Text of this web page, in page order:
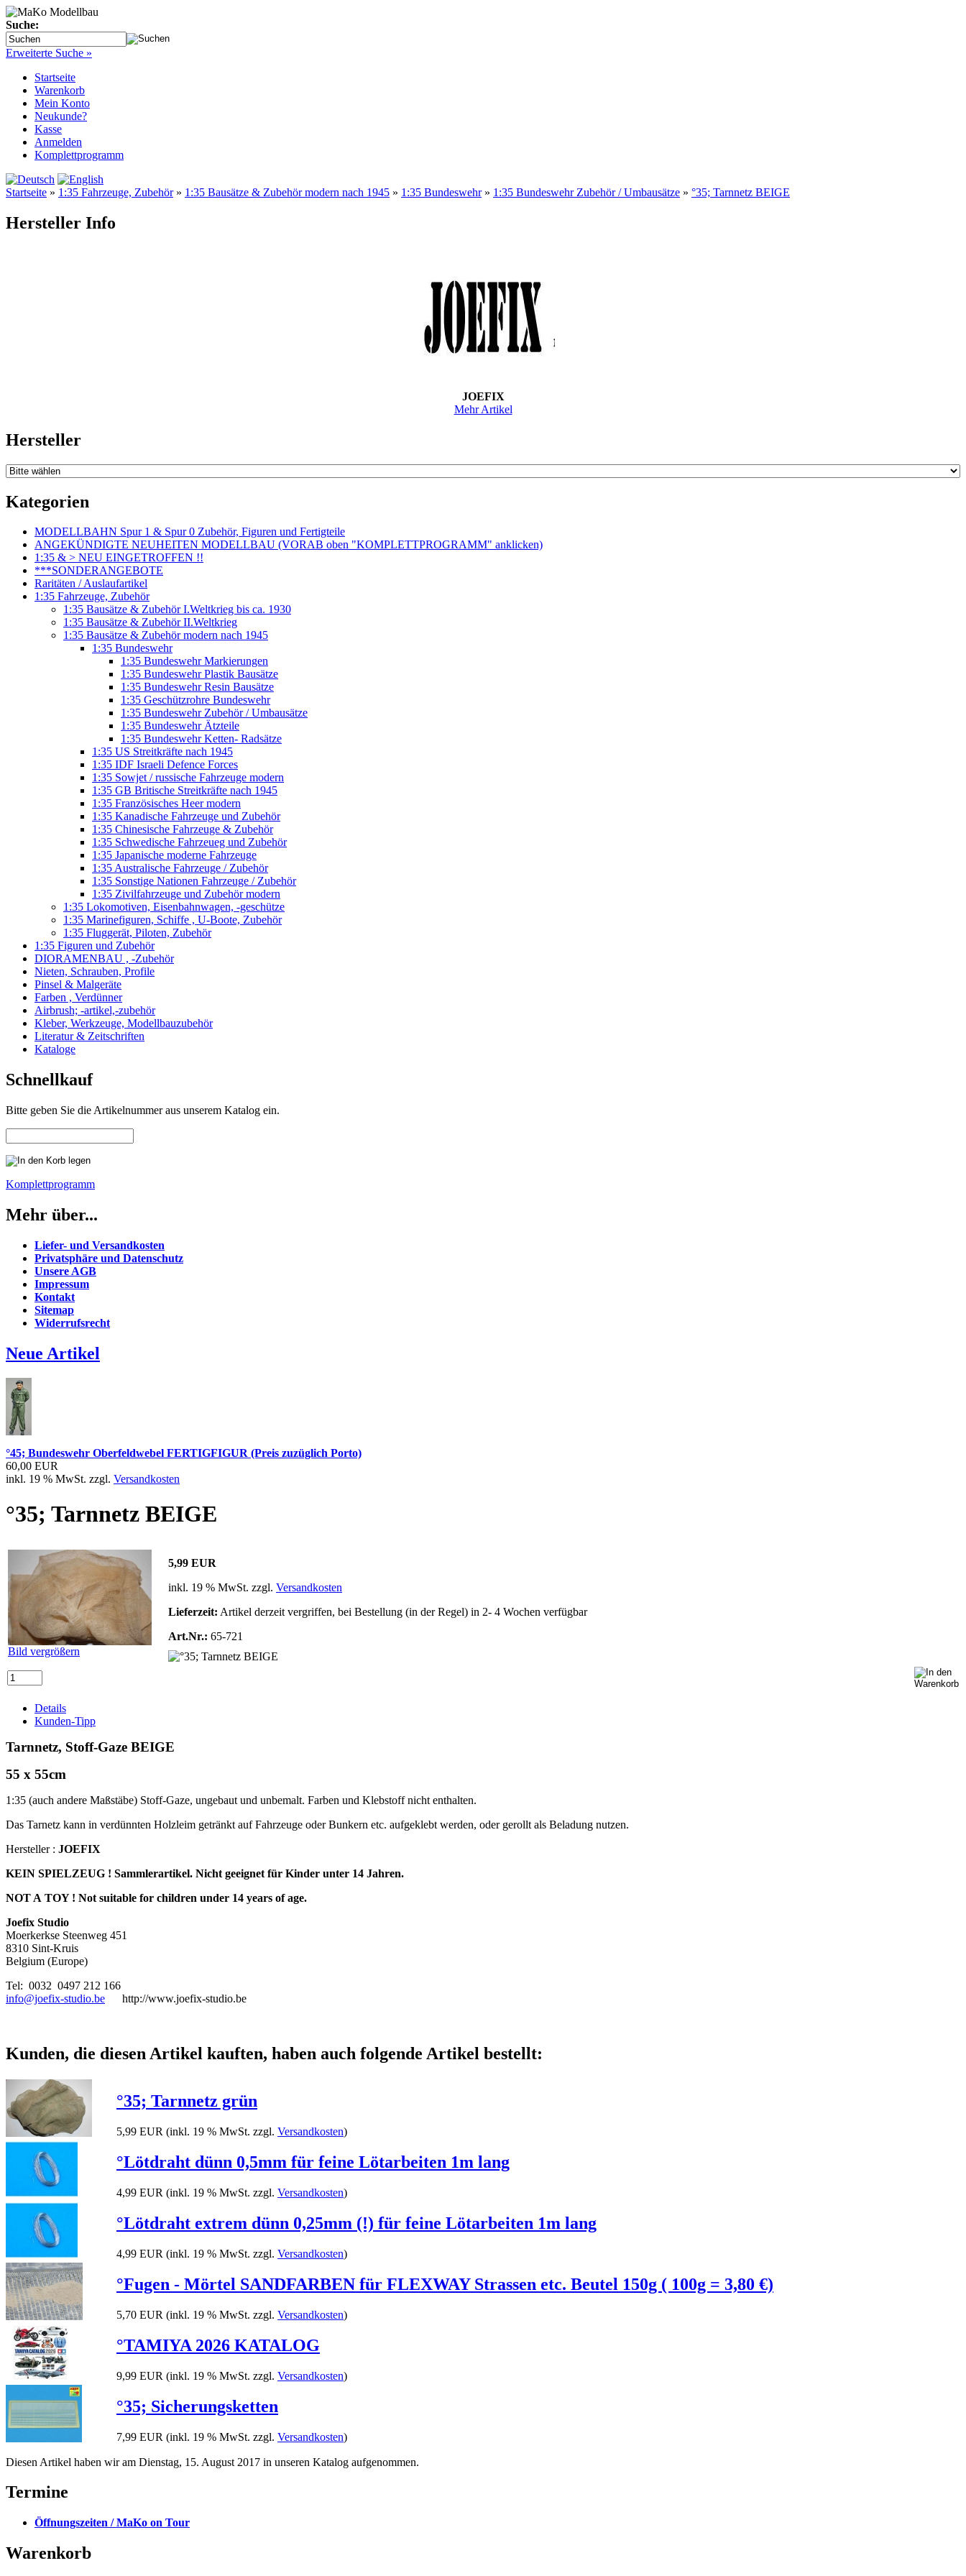
Suche:
Erweiterte Suche »
Startseite
Warenkorb
Mein Konto
Neukunde?
Kasse
Anmelden
Komplettprogramm
Startseite » 1:35 Fahrzeuge, Zubehör» 1:35 Bausätze & Zubehör modern nach 1945 » 1:35 Bundeswehr» 1:35 Bundeswehr Zubehör / Umbausätze » °35; Tarnnetz BEIGE
Hersteller Info
JOEFIX
Mehr Artikel
Hersteller
Kategorien
MODELLBAHN Spur 1 & Spur 0 Zubehör, Figuren und Fertigteile
ANGEKÜNDIGTE NEUHEITEN MODELLBAU (VORAB oben "KOMPLETTPROGRAMM" anklicken)
1:35 & > NEU EINGETROFFEN !!
***SONDERANGEBOTE
Raritäten / Auslaufartikel
1:35 Fahrzeuge, Zubehör
1:35 Bausätze & Zubehör I.Weltkrieg bis ca. 1930
1:35 Bausätze & Zubehör II.Weltkrieg
1:35 Bausätze & Zubehör modern nach 1945
1:35 Bundeswehr
1:35 Bundeswehr Markierungen
1:35 Bundeswehr Plastik Bausätze
1:35 Bundeswehr Resin Bausätze
1:35 Geschützrohre Bundeswehr
1:35 Bundeswehr Zubehör / Umbausätze
1:35 Bundeswehr Ätzteile
1:35 Bundeswehr Ketten- Radsätze
1:35 US Streitkräfte nach 1945
1:35 IDF Israeli Defence Forces
1:35 Sowjet / russische Fahrzeuge modern
1:35 GB Britische Streitkräfte nach 1945
1:35 Französisches Heer modern
1:35 Kanadische Fahrzeuge und Zubehör
1:35 Chinesische Fahrzeuge & Zubehör
1:35 Schwedische Fahrzeueg und Zubehör
1:35 Japanische moderne Fahrzeuge
1:35 Australische Fahrzeuge / Zubehör
1:35 Sonstige Nationen Fahrzeuge / Zubehör
1:35 Zivilfahrzeuge und Zubehör modern
1:35 Lokomotiven, Eisenbahnwagen, -geschütze
1:35 Marinefiguren, Schiffe , U-Boote, Zubehör
1:35 Fluggerät, Piloten, Zubehör
1:35 Figuren und Zubehör
DIORAMENBAU , -Zubehör
Nieten, Schrauben, Profile
Pinsel & Malgeräte
Farben , Verdünner
Airbrush; -artikel,-zubehör
Kleber, Werkzeuge, Modellbauzubehör
Literatur & Zeitschriften
Kataloge
Schnellkauf
Bitte geben Sie die Artikelnummer aus unserem Katalog ein.
Komplettprogramm
Mehr über...
Liefer- und Versandkosten
Privatsphäre und Datenschutz
Unsere AGB
Impressum
Kontakt
Sitemap
Widerrufsrecht
Neue Artikel
°45; Bundeswehr Oberfeldwebel FERTIGFIGUR (Preis zuzüglich Porto)
60,00 EUR
inkl. 19 % MwSt. zzgl. Versandkosten
°35; Tarnnetz BEIGE
Bild vergrößern
5,99 EUR
inkl. 19 % MwSt. zzgl. Versandkosten
Lieferzeit: Artikel derzeit vergriffen, bei Bestellung (in der Regel) in 2- 4 Wochen verfügbar
Art.Nr.: 65-721
Details
Kunden-Tipp
Tarnnetz, Stoff-Gaze BEIGE
55 x 55cm
1:35 (auch andere Maßstäbe) Stoff-Gaze, ungebaut und unbemalt. Farben und Klebstoff nicht enthalten.
Das Tarnetz kann in verdünnten Holzleim getränkt auf Fahrzeuge oder Bunkern etc. aufgeklebt werden, oder gerollt als Beladung nutzen.
Hersteller : JOEFIX
KEIN SPIELZEUG ! Sammlerartikel. Nicht geeignet für Kinder unter 14 Jahren.
NOT A TOY ! Not suitable for children under 14 years of age.
Joefix Studio
Moerkerkse Steenweg 451
8310 Sint-Kruis
Belgium (Europe)
Tel: 0032 0497 212 166
info@joefix-studio.be
http://www.joefix-studio.be
Kunden, die diesen Artikel kauften, haben auch folgende Artikel bestellt:
°35; Tarnnetz grün
5,99 EUR (inkl. 19 % MwSt. zzgl. Versandkosten)
°Lötdraht dünn 0,5mm für feine Lötarbeiten 1m lang
4,99 EUR (inkl. 19 % MwSt. zzgl. Versandkosten)
°Lötdraht extrem dünn 0,25mm (!) für feine Lötarbeiten 1m lang
4,99 EUR (inkl. 19 % MwSt. zzgl. Versandkosten)
°Fugen - Mörtel SANDFARBEN für FLEXWAY Strassen etc. Beutel 150g ( 100g = 3,80 €)
5,70 EUR (inkl. 19 % MwSt. zzgl. Versandkosten)
°TAMIYA 2026 KATALOG
9,99 EUR (inkl. 19 % MwSt. zzgl. Versandkosten)
°35; Sicherungsketten
7,99 EUR (inkl. 19 % MwSt. zzgl. Versandkosten)
Diesen Artikel haben wir am Dienstag, 15. August 2017 in unseren Katalog aufgenommen.
Termine
Öffnungszeiten / MaKo on Tour
Warenkorb